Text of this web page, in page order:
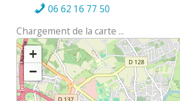
06 62 16 77 50
Chargement de la carte ...
+
−